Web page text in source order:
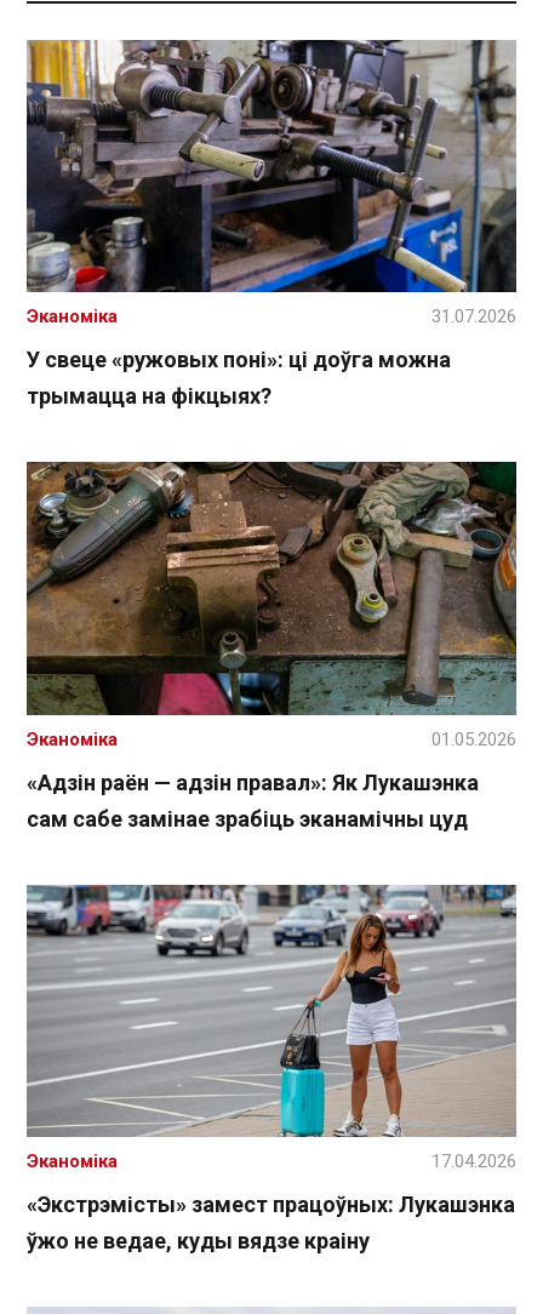
У свеце «ружовых поні»: ці доўга можна
трымацца на фікцыях?
Эканоміка 31.07.2026
«Адзін раён — адзін правал»: Як Лукашэнка
сам сабе замінае зрабіць эканамічны цуд
Эканоміка 01.05.2026
«Экстрэмісты» замест працоўных: Лукашэнка
ўжо не ведае, куды вядзе краіну
Эканоміка 17.04.2026